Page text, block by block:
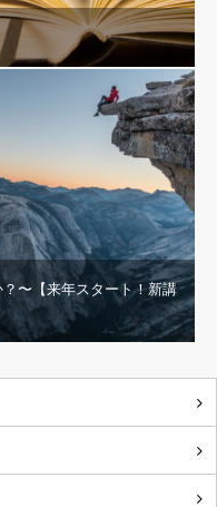
〜【来年スタート！新講